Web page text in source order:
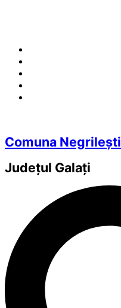
Comuna Negrilești
Județul Galați